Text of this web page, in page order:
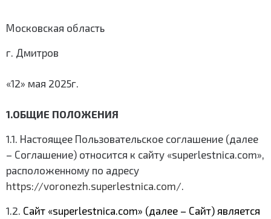
Московская область
г. Дмитров
«12» мая 2025г.
1.ОБЩИЕ ПОЛОЖЕНИЯ
1.1. Настоящее Пользовательское соглашение (далее
– Соглашение) относится к сайту «superlestnica.com»,
расположенному по адресу
https://voronezh.superlestnica.com/.
1.2. Сайт «superlestnica.com» (далее – Сайт) является